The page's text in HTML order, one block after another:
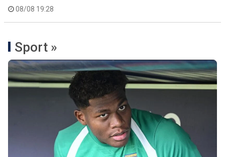
08/08 19:28
Sport »